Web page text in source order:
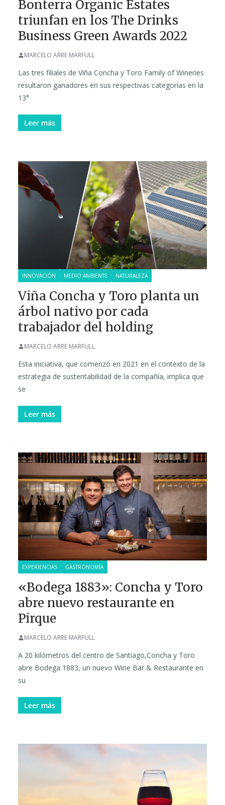
Bonterra Organic Estates
triunfan en los The Drinks
Business Green Awards 2022
MARCELO ARRE MARFULL
Las tres filiales de Viña Concha y Toro Family of Wineries
resultaron ganadores en sus respectivas categorías en la
13°
Leer más
INNOVACIÓN MEDIO AMBIENTE NATURALEZA
Viña Concha y Toro planta un
árbol nativo por cada
trabajador del holding
MARCELO ARRE MARFULL
Esta iniciativa, que comenzó en 2021 en el contexto de la
estrategia de sustentabilidad de la compañía, implica que
se
Leer más
EXPERIENCIAS GASTRONOMÍA
«Bodega 1883»: Concha y Toro
abre nuevo restaurante en
Pirque
MARCELO ARRE MARFULL
A 20 kilómetros del centro de Santiago,Concha y Toro
abre Bodega 1883, un nuevo Wine Bar & Restaurante en
su
Leer más